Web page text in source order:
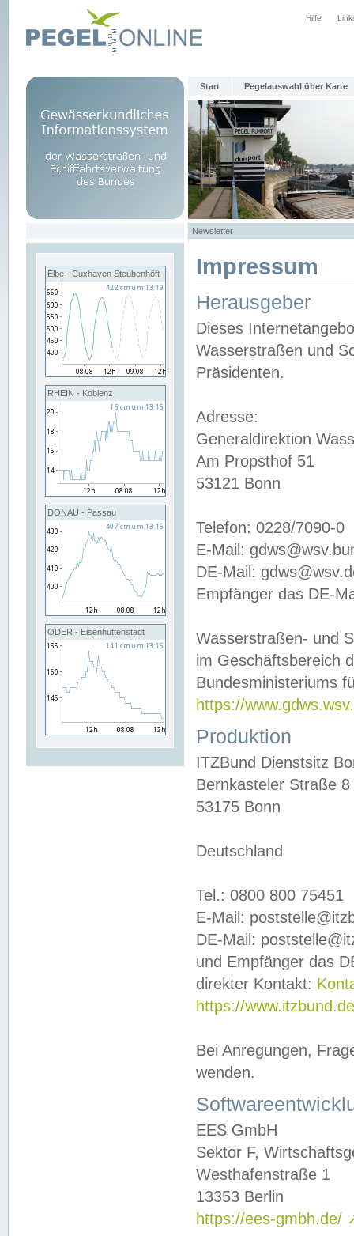
Hilfe
Start Pegelauswahl über Karte
Newsletter
Elbe - Cuxhaven Steubenhöft
RHEIN - Koblenz
DONAU - Passau
ODER - Eisenhüttenstadt
Impressum
Herausgeber
Dieses
Wasserstraßen und
Präsidenten.
Adresse:
Generaldirektion
Am Propsthof 51
53121 Bonn
Telefon: 0228/7090-0
E-Mail:
DE-Mail:
Empfänger das DE-
Wasserstraßen- und
im Geschäftsbereich
Bundesministeriums
https://
Produktion
ITZBund Dienstsitz
Bernkasteler Straße 8
53175 Bonn
Deutschland
Tel.: 0800 800 75451
E-Mail:
DE-Mail:
und Empfänger das
direkter Kontakt:
https://
Bei Anregungen,
wenden.
EES GmbH
Sektor F,
Westhafenstraße 1
13353 Berlin
https://ees-gmbh.de/